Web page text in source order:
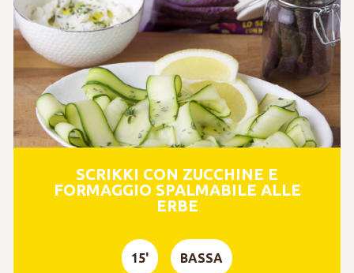
SCRIKKI CON ZUCCHINE E
FORMAGGIO SPALMABILE ALLE
ERBE
15' BASSA